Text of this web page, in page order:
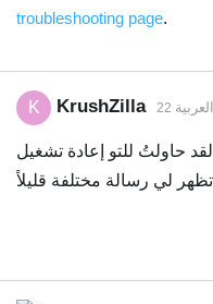
troubleshooting page.
K KrushZilla العربية
لقد حاولتُ للتو إعادة تشغيل Spine والمشكلة لا تزال قائمة، لكن